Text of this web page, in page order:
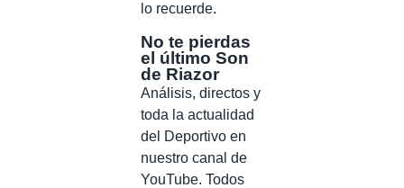
lo recuerde.
No te pierdas
el último Son
de Riazor
Análisis, directos y
toda la actualidad
del Deportivo en
nuestro canal de
YouTube. Todos